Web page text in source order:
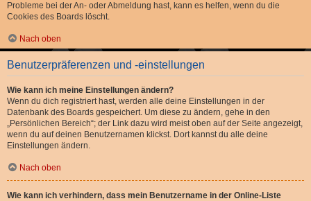
Probleme bei der An- oder Abmeldung hast, kann es helfen, wenn du die
Cookies des Boards löscht.
Nach oben
Benutzerpräferenzen und -einstellungen
Wie kann ich meine Einstellungen ändern?
Wenn du dich registriert hast, werden alle deine Einstellungen in der
Datenbank des Boards gespeichert. Um diese zu ändern, gehe in den
„Persönlichen Bereich“; der Link dazu wird meist oben auf der Seite angezeigt,
wenn du auf deinen Benutzernamen klickst. Dort kannst du alle deine
Einstellungen ändern.
Nach oben
Wie kann ich verhindern, dass mein Benutzername in der Online-Liste